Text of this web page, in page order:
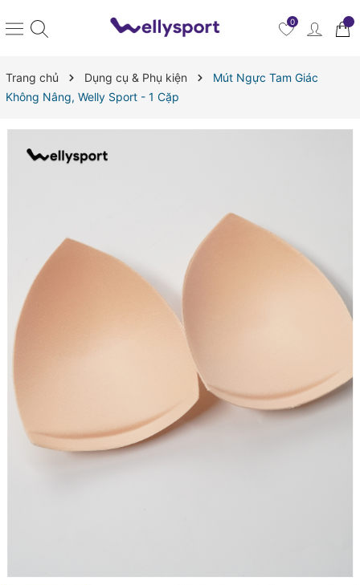
0
Trang chủ Dụng cụ & Phụ kiện
Mút Ngực Tam Giác
Không Nâng, Welly Sport - 1 Cặp